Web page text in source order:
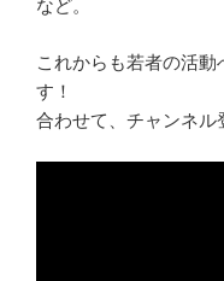
など。
これからも若者の活
す！
合わせて、チャンネル